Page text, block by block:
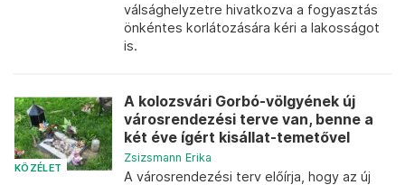
válsághelyzetre hivatkozva a fogyasztás
önkéntes korlátozására kéri a lakosságot
is.
KÖZÉLET
A kolozsvári Gorbó-völgyének új
városrendezési terve van, benne a
két éve ígért kisállat-temetővel
Zsizsmann Erika
A városrendezési terv előírja, hogy az új